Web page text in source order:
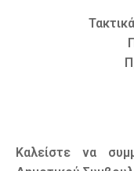
Καλείστε να